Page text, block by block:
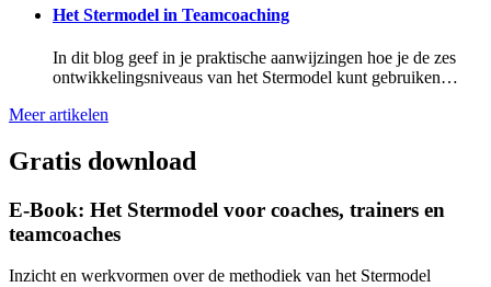
Het Stermodel in Teamcoaching
In dit blog geef in je praktische aanwijzingen hoe je de zes
ontwikkelingsniveaus van het Stermodel kunt gebruiken…
Meer artikelen
Gratis download
E-Book: Het Stermodel voor coaches, trainers en
teamcoaches
Inzicht en werkvormen over de methodiek van het Stermodel